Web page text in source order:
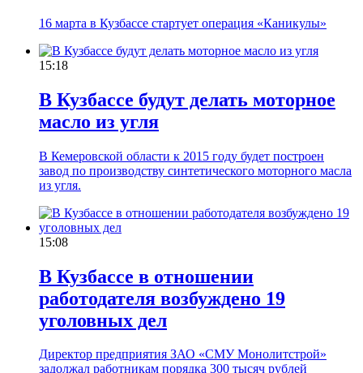
16 марта в Кузбассе стартует операция «Каникулы»
15:18
В Кузбассе будут делать моторное
масло из угля
В Кемеровской области к 2015 году будет построен
завод по производству синтетического моторного масла
из угля.
15:08
В Кузбассе в отношении
работодателя возбуждено 19
уголовных дел
Директор предприятия ЗАО «СМУ Монолитстрой»
задолжал работникам порядка 300 тысяч рублей